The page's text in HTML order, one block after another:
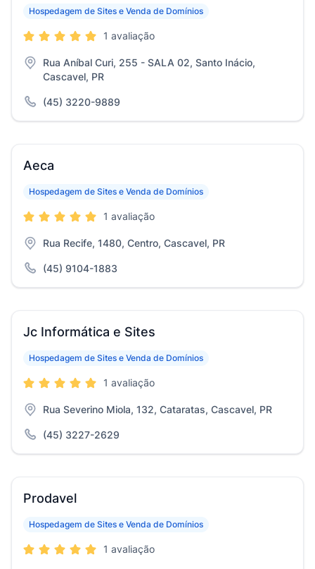
Hospedagem de Sites e Venda de Domínios
1 avaliação
Rua Aníbal Curi, 255 - SALA 02, Santo Inácio,
Cascavel, PR
(45) 3220-9889
Aeca
Hospedagem de Sites e Venda de Domínios
1 avaliação
Rua Recife, 1480, Centro, Cascavel, PR
(45) 9104-1883
Jc Informática e Sites
Hospedagem de Sites e Venda de Domínios
1 avaliação
Rua Severino Miola, 132, Cataratas, Cascavel, PR
(45) 3227-2629
Prodavel
Hospedagem de Sites e Venda de Domínios
1 avaliação